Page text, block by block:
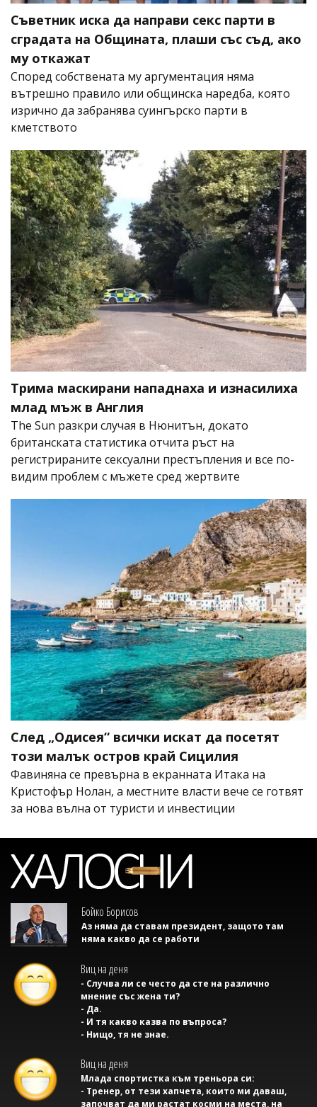
Съветник иска да направи секс парти в
сградата на Общината, плаши със съд, ако
му откажат
Според собствената му аргументация няма
вътрешно правило или общинска наредба, която
изрично да забранява суингърско парти в
кметството
Трима маскирани нападнаха и изнасилиха
млад мъж в Англия
The Sun разкри случая в Нюнитън, докато
британската статистика отчита ръст на
регистрираните сексуални престъпления и все по-
видим проблем с мъжете сред жертвите
След „Одисея“ всички искат да посетят
този малък остров край Сицилия
Фавиняна се превърна в екранната Итака на
Кристофър Нолан, а местните власти вече се готвят
за нова вълна от туристи и инвестиции
Бойко Борисов
Аз няма да ставам президент, защото там
няма какво да се работи
Виц на деня
- Случва ли се често да сте на различно
мнение със жена ти?
- Да.
- И тя какво казва по въпроса?
- Нищо, тя не знае.
Виц на деня
Млада спортистка към треньора си:
- Тренер, от тези хапчета, които ми даваш,
започват да ми растат косми на места, на